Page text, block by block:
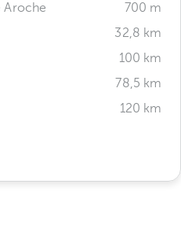
Aroche
700 m
32,8 km
100 km
78,5 km
120 km